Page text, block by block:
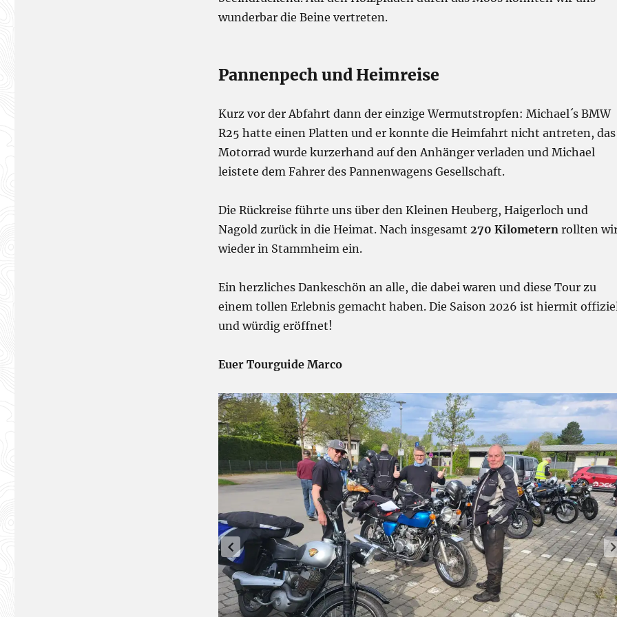
wunderbar die Beine vertreten.
Pannenpech und Heimreise
Kurz vor der Abfahrt dann der einzige Wermutstropfen: Michael´s BMW
R25 hatte einen Platten und er konnte die Heimfahrt nicht antreten, das
Motorrad wurde kurzerhand auf den Anhänger verladen und Michael
leistete dem Fahrer des Pannenwagens Gesellschaft.
Die Rückreise führte uns über den Kleinen Heuberg, Haigerloch und
Nagold zurück in die Heimat. Nach insgesamt 270 Kilometern rollten
wieder in Stammheim ein.
Ein herzliches Dankeschön an alle, die dabei waren und diese Tour zu
einem tollen Erlebnis gemacht haben. Die Saison 2026 ist hiermit
und würdig eröffnet!
Euer Tourguide Marco